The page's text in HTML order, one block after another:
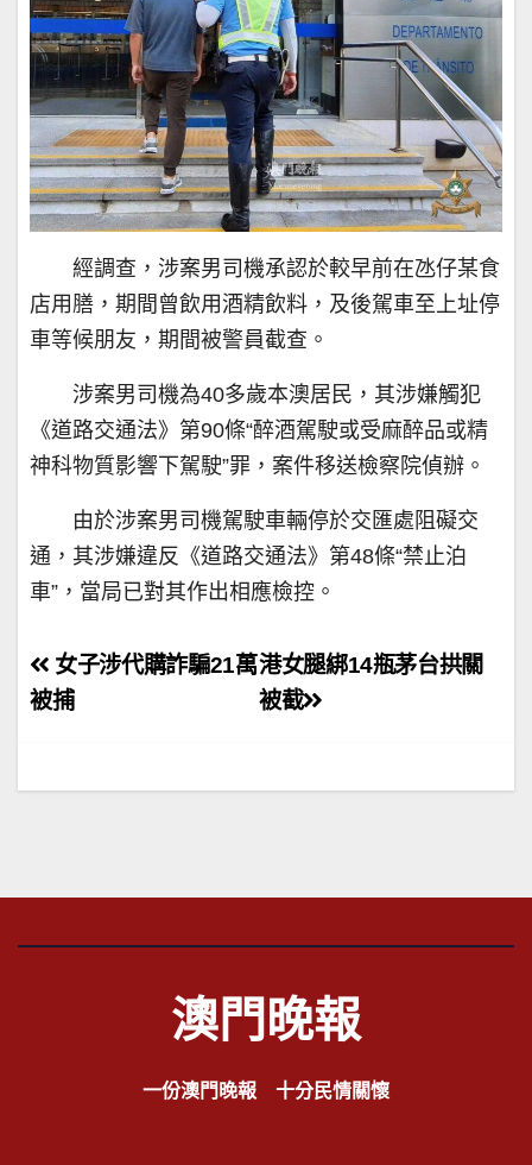
經調查，涉案男司機承認於較早前在氹仔某食
店用膳，期間曾飲用酒精飲料，及後駕車至上址停
車等候朋友，期間被警員截查。
涉案男司機為40多歲本澳居民，其涉嫌觸犯
《道路交通法》第90條“醉酒駕駛或受麻醉品或精
神科物質影響下駕駛”罪，案件移送檢察院偵辦。
由於涉案男司機駕駛車輛停於交匯處阻礙交
通，其涉嫌違反《道路交通法》第48條“禁止泊
車”，當局已對其作出相應檢控。
文
章
覽
港女腿綁14瓶茅台拱關
被截
女子涉代購詐騙21萬
被捕
澳門晚報
一份澳門晚報 十分民情關懷